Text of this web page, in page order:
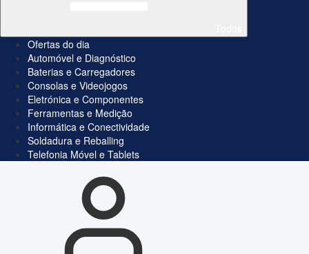
Ofertas do dia
Automóvel e Diagnóstico
Baterias e Carregadores
Consolas e Videojogos
Eletrónica e Componentes
Ferramentas e Medição
Informática e Conectividade
Soldadura e Reballing
Telefonia Móvel e Tablets